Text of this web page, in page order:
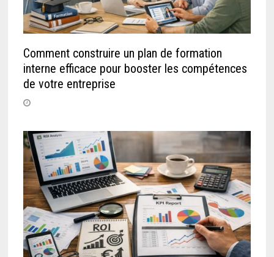
Comment construire un plan de formation
interne efficace pour booster les compétences
de votre entreprise